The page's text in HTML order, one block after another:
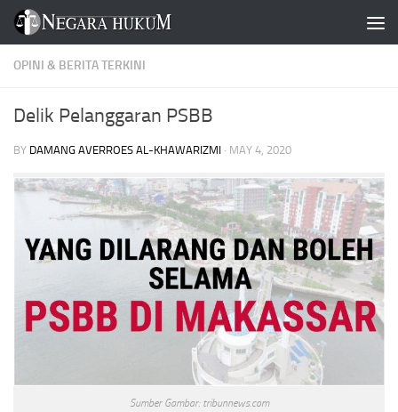
Skip to content
OPINI & BERITA TERKINI
Delik Pelanggaran PSBB
BY DAMANG AVERROES AL-KHAWARIZMI · MAY 4, 2020
Sumber Gambar: tribunnews.com